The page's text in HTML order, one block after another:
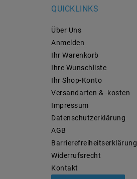
QUICKLINKS
Über Uns
Anmelden
Ihr Warenkorb
Ihre Wunschliste
Ihr Shop-Konto
Versandarten & -kosten
Impressum
Daten­schutz­erklärung
AGB
Barrierefreiheitserklärung
Widerrufs­recht
Kontakt